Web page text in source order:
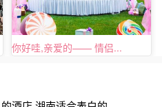
你好哇,亲爱的—— 情侣...